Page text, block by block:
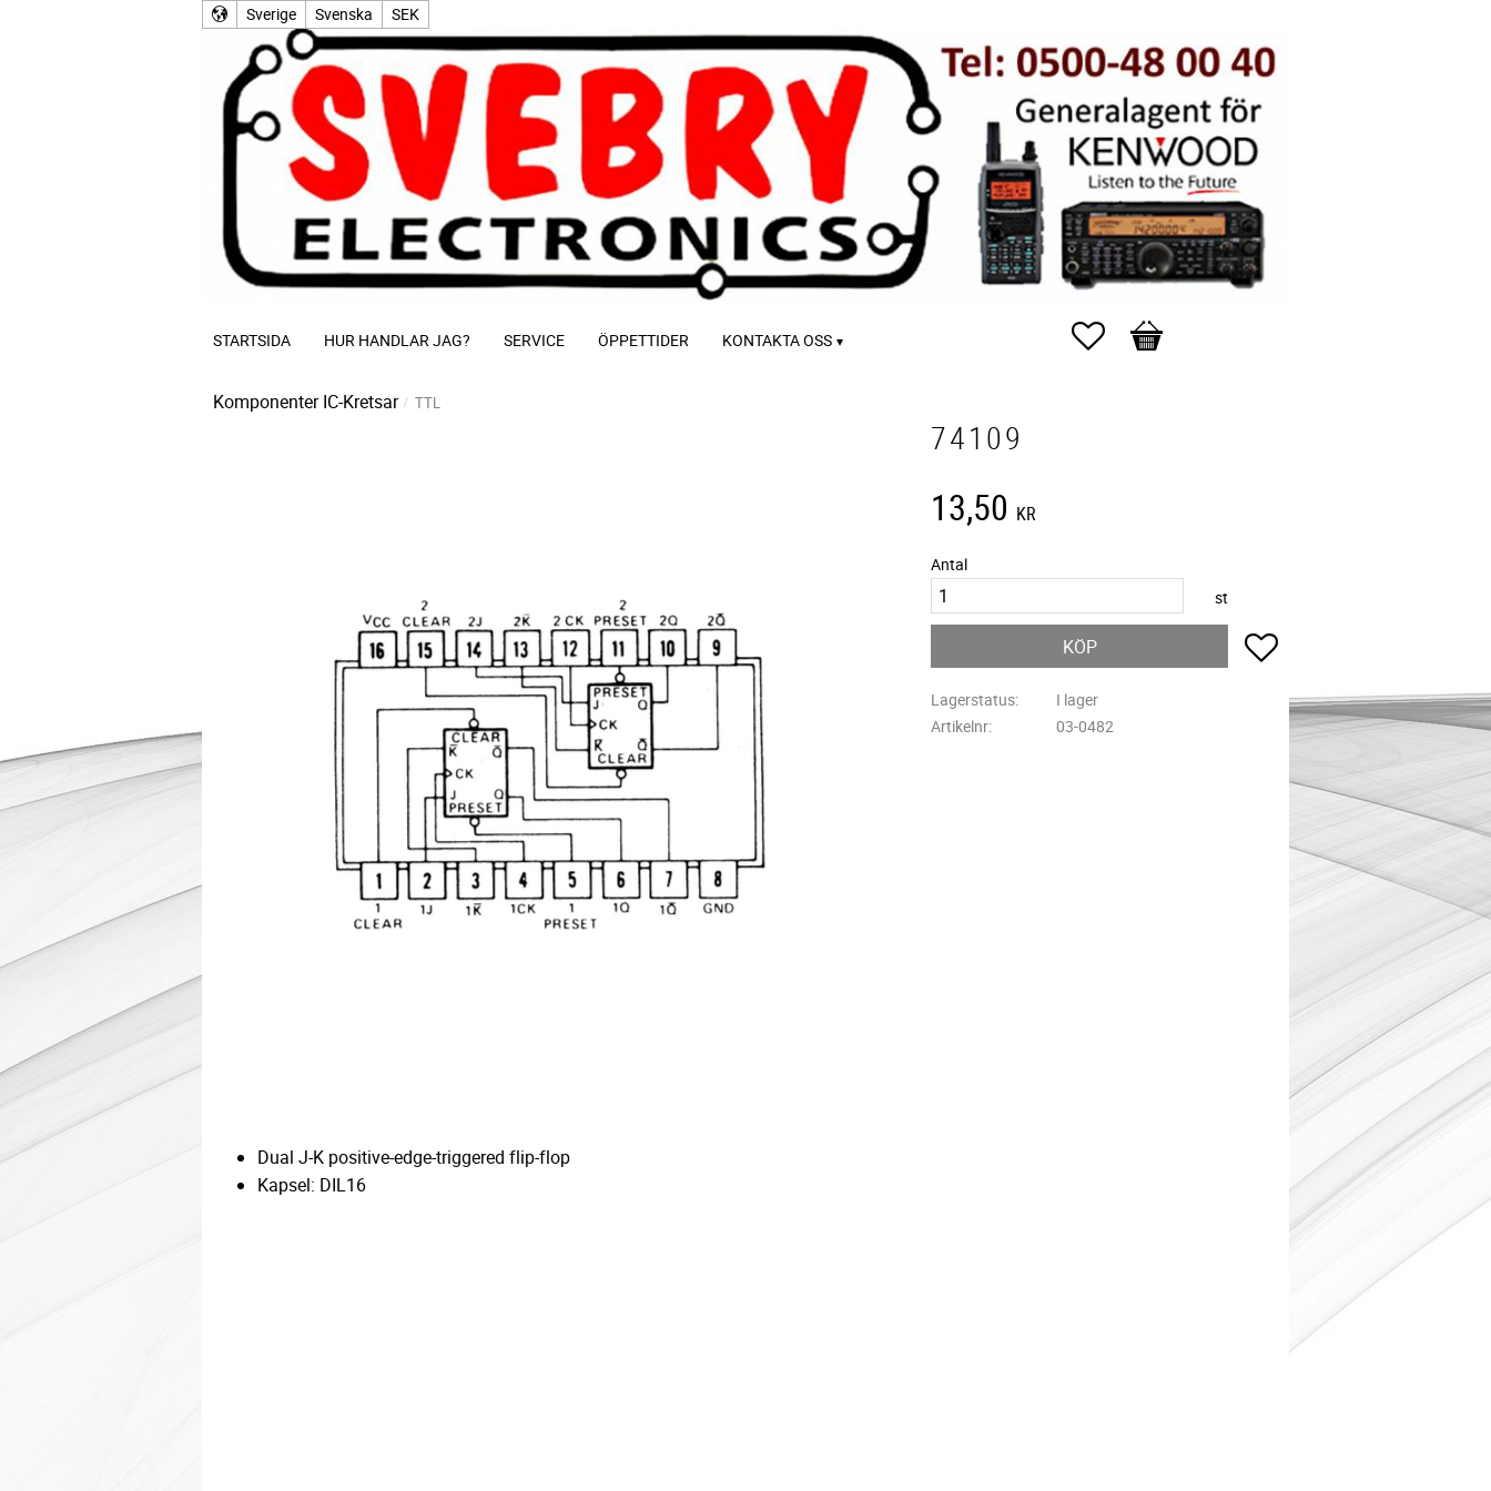
Sverige Svenska SEK
STARTSIDA HUR HANDLAR JAG? SERVICE ÖPPETTIDER KONTAKTA OSS Favoriter
Kundvagn
Komponenter IC-Kretsar TTL
74109
13,50 KR
Antal
st
KÖP Lägg till i favoriter
Lagerstatus
I lager
Artikelnr
03-0482
Dual J-K positive-edge-triggered flip-flop
Kapsel: DIL16